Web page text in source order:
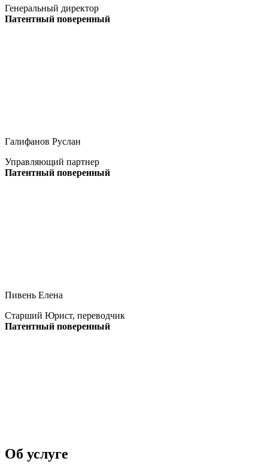
Генеральный директор
Патентный поверенный
Галифанов Руслан
Управляющий партнер
Патентный поверенный
Пивень Елена
Старший Юрист, переводчик
Патентный поверенный
Об услуге